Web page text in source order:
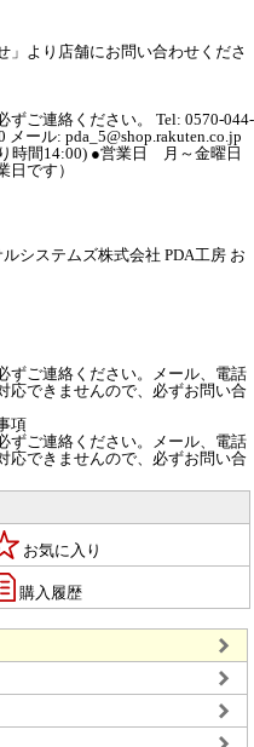
」より店舗にお問い合わせくださ
ご連絡ください。 Tel: 0570-044-
ール: pda_5@shop.rakuten.co.jp
時間14:00) ●営業日 月～金曜日
日です）
システムズ株式会社 PDA工房 お
ずご連絡ください。メール、電話
応できませんので、必ずお問い合
項
ずご連絡ください。メール、電話
応できませんので、必ずお問い合
お気に入り
購入履歴